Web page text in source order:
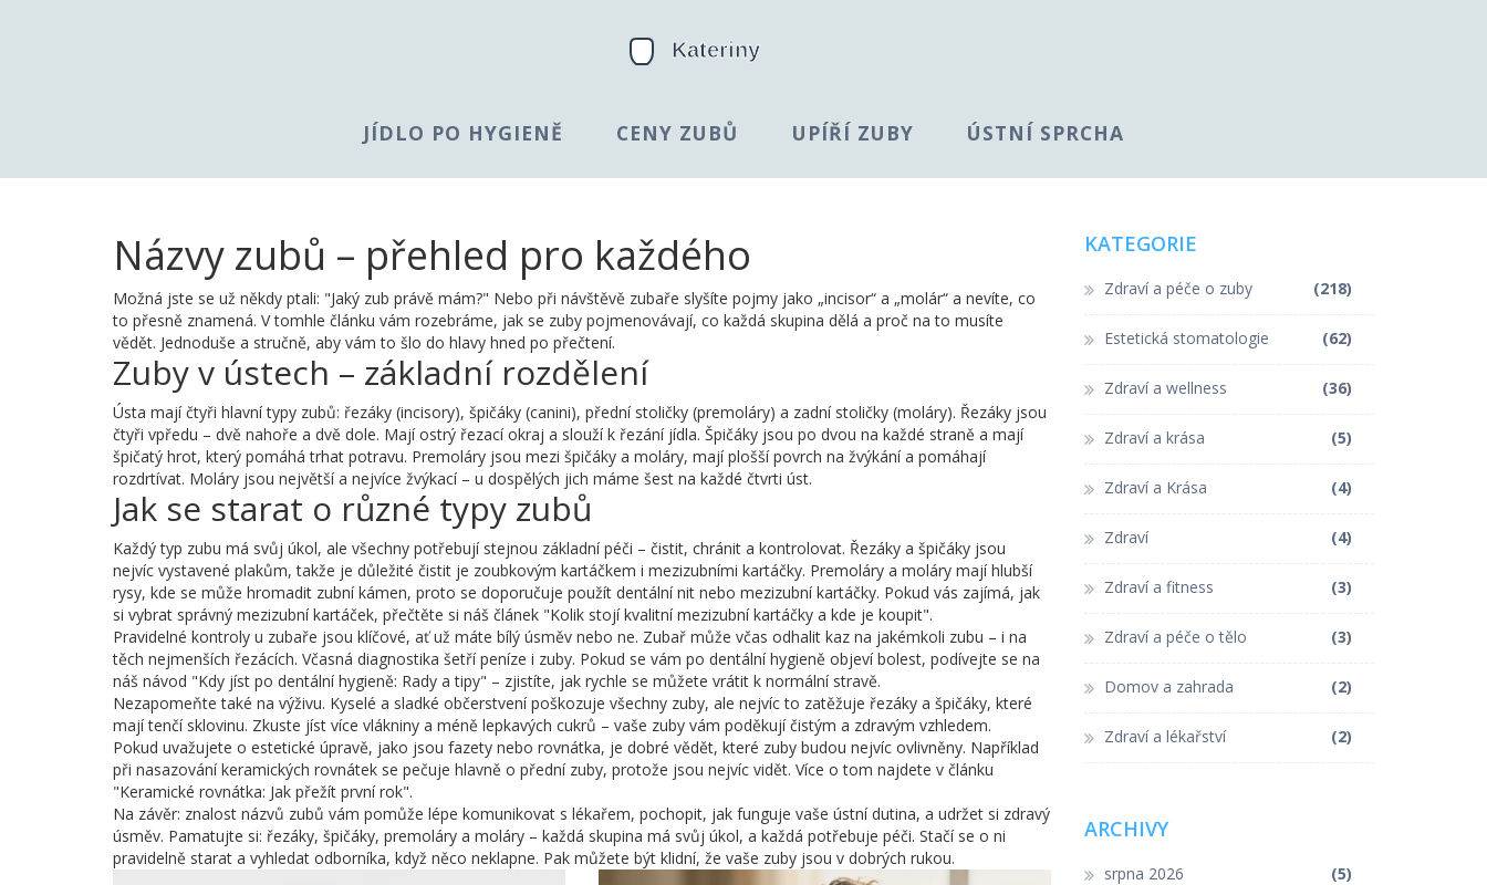
JÍDLO PO HYGIENĚ CENY ZUBŮ UPÍŘÍ ZUBY ÚSTNÍ SPRCHA
Názvy zubů – přehled pro každého
Možná jste se už někdy ptali: "Jaký zub právě mám?" Nebo při návštěvě zubaře slyšíte pojmy jako „incisor“ a „molár“ a nevíte, co
to přesně znamená. V tomhle článku vám rozebráme, jak se zuby pojmenovávají, co každá skupina dělá a proč na to musíte
vědět. Jednoduše a stručně, aby vám to šlo do hlavy hned po přečtení.
Zuby v ústech – základní rozdělení
Ústa mají čtyři hlavní typy zubů: řezáky (incisory), špičáky (canini), přední stoličky (premoláry) a zadní stoličky (moláry). Řezáky jsou
čtyři vpředu – dvě nahoře a dvě dole. Mají ostrý řezací okraj a slouží k řezání jídla. Špičáky jsou po dvou na každé straně a mají
špičatý hrot, který pomáhá trhat potravu. Premoláry jsou mezi špičáky a moláry, mají plošší povrch na žvýkání a pomáhají
rozdrtívat. Moláry jsou největší a nejvíce žvýkací – u dospělých jich máme šest na každé čtvrti úst.
Jak se starat o různé typy zubů
Každý typ zubu má svůj úkol, ale všechny potřebují stejnou základní péči – čistit, chránit a kontrolovat. Řezáky a špičáky jsou
nejvíc vystavené plakům, takže je důležité čistit je zoubkovým kartáčkem i mezizubními kartáčky. Premoláry a moláry mají hlubší
rysy, kde se může hromadit zubní kámen, proto se doporučuje použít dentální nit nebo mezizubní kartáčky. Pokud vás zajímá, jak
si vybrat správný mezizubní kartáček, přečtěte si náš článek "Kolik stojí kvalitní mezizubní kartáčky a kde je koupit".
Pravidelné kontroly u zubaře jsou klíčové, ať už máte bílý úsměv nebo ne. Zubař může včas odhalit kaz na jakémkoli zubu – i na
těch nejmenších řezácích. Včasná diagnostika šetří peníze i zuby. Pokud se vám po dentální hygieně objeví bolest, podívejte se na
náš návod "Kdy jíst po dentální hygieně: Rady a tipy" – zjistíte, jak rychle se můžete vrátit k normální stravě.
Nezapomeňte také na výživu. Kyselé a sladké občerstvení poškozuje všechny zuby, ale nejvíc to zatěžuje řezáky a špičáky, které
mají tenčí sklovinu. Zkuste jíst více vlákniny a méně lepkavých cukrů – vaše zuby vám poděkují čistým a zdravým vzhledem.
Pokud uvažujete o estetické úpravě, jako jsou fazety nebo rovnátka, je dobré vědět, které zuby budou nejvíc ovlivněny. Například
při nasazování keramických rovnátek se pečuje hlavně o přední zuby, protože jsou nejvíc vidět. Více o tom najdete v článku
"Keramické rovnátka: Jak přežít první rok".
Na závěr: znalost názvů zubů vám pomůže lépe komunikovat s lékařem, pochopit, jak funguje vaše ústní dutina, a udržet si zdravý
úsměv. Pamatujte si: řezáky, špičáky, premoláry a moláry – každá skupina má svůj úkol, a každá potřebuje péči. Stačí se o ni
pravidelně starat a vyhledat odborníka, když něco neklapne. Pak můžete být klidní, že vaše zuby jsou v dobrých rukou.
KATEGORIE
Zdraví a péče o zuby (218)
Estetická stomatologie (62)
Zdraví a wellness (36)
Zdraví a krása (5)
Zdraví a Krása (4)
Zdraví (4)
Zdraví a fitness (3)
Zdraví a péče o tělo (3)
Domov a zahrada (2)
Zdraví a lékařství (2)
ARCHIVY
srpna 2026 (5)